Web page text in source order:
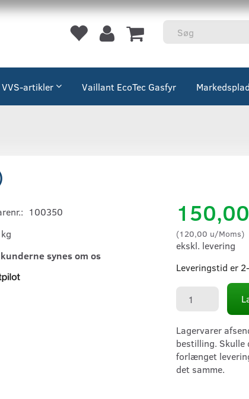
VVS-artikler Vaillant EcoTec Gasfyr
100350
synes om os
150,00
(120,00 u/Moms)
ekskl. levering
Leveringstid er
Lagervarer
bestilling. Skulle
forlænget
det samme.